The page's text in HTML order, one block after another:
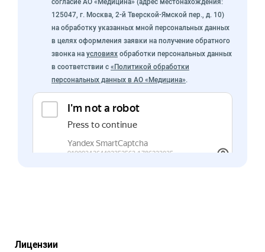
125047, г. Москва, 2-й Тверской-Ямской пер., д. 10)
на обработку указанных мной персональных данных
в целях оформления заявки на получение обратного
звонка на условиях обработки персональных данных
в соответствии с «Политикой обработки
персональных данных в АО «Медицина».
Лицензии